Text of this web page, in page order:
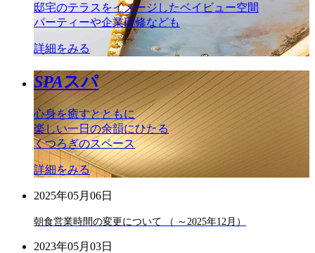
邸宅のテラスをイメージしたベイビュー空間
パーティーや企業研修なども
詳細をみる
SPAスパ
心身を癒すとともに
楽しい一日の余韻にひたる
くつろぎのスペース
詳細をみる
2025年05月06日
朝食営業時間の変更について （ ～2025年12月）
2023年05月03日